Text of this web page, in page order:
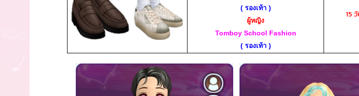
( รองเท้า )
ผู้หญิง
Tomboy School Fashion
( รองเท้า )
15